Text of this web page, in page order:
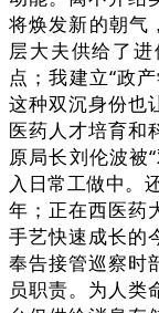
将焕发新的朝气
层大夫供给了
点；我建立“政
这种双沉身份也
医药人才培育和
原局长刘伦波被
入日常工做中。
年；正在西医药
手艺快速成长的
奉告接管巡察时
员职责。为人类